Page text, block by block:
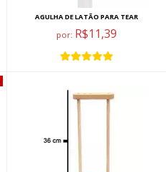
AGULHA DE LATÃO PARA TEAR
por: R$11,39